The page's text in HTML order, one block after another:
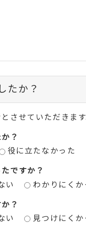
たか？
させていただきます
？
役に立たなかった
ですか？
い
わかりにくか
？
い 見つけにくか